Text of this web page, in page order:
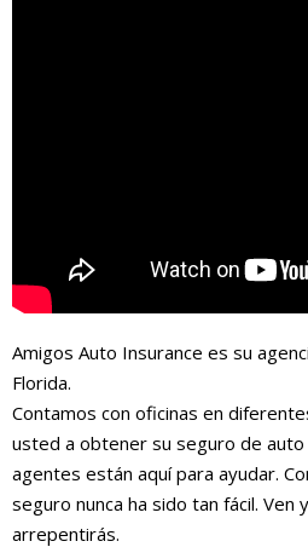
Amigos Auto Insurance es su
Florida.
Contamos con oficinas en
usted a obtener su seguro de
agentes están aquí para ayudar.
seguro nunca ha sido tan fácil.
arrepentirás.